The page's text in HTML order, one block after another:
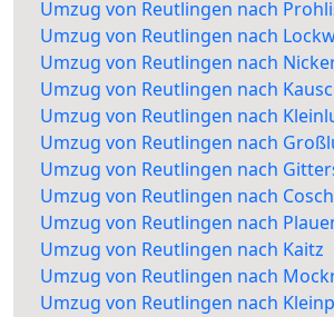
Umzug von Reutlingen nach
Umzug von Reutlingen nach
Umzug von Reutlingen nach
Umzug von Reutlingen nach
Umzug von Reutlingen nach
Umzug von Reutlingen nach
Umzug von Reutlingen nach
Umzug von Reutlingen nach
Umzug von Reutlingen nach
Umzug von Reutlingen nach Kaitz
Umzug von Reutlingen nach
Umzug von Reutlingen nach